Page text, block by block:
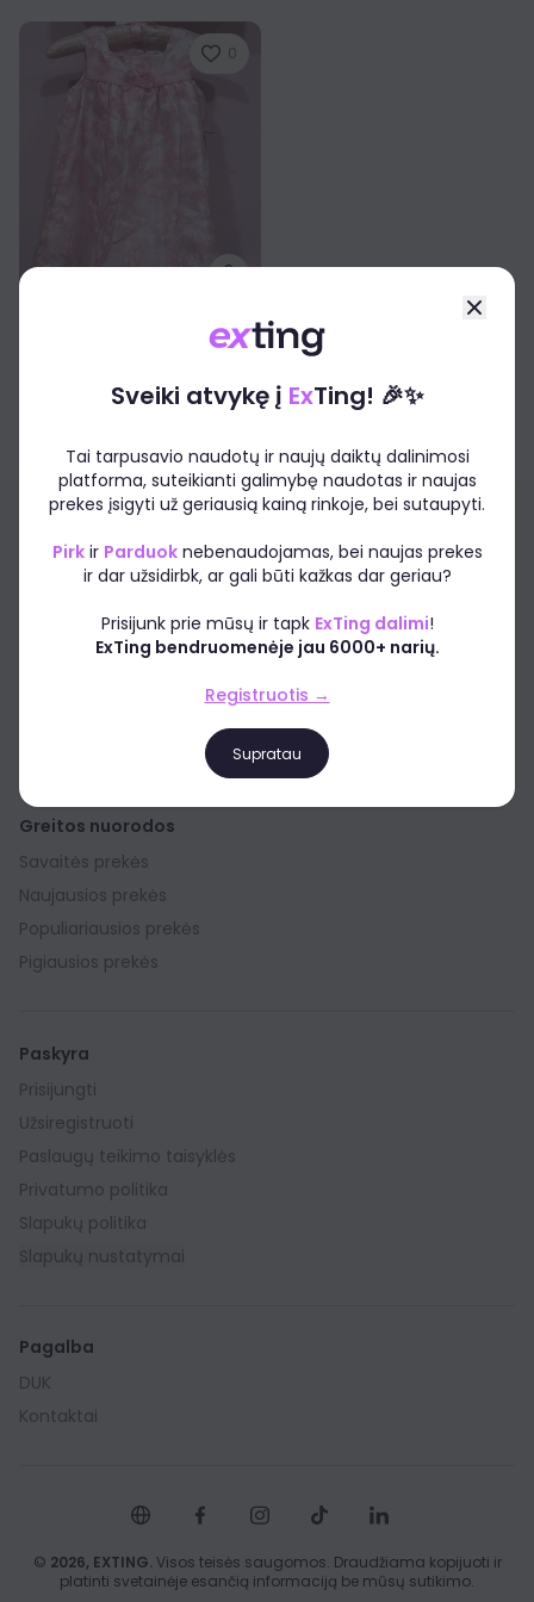
0
Kaip veikia EXTING?
Patarimai apsipirkinėtojams
Padėkite mums tobulėti
Greitos nuorodos
Savaitės prekės
Naujausios prekės
Populiariausios prekės
Pigiausios prekės
Paskyra
Prisijungti
Užsiregistruoti
Paslaugų teikimo taisyklės
Privatumo politika
Slapukų politika
Slapukų nustatymai
Pagalba
DUK
Kontaktai
© 2026, EXTING. Visos teisės saugomos. Draudžiama kopijuoti ir
platinti svetainėje esančią informaciją be mūsų sutikimo.
Sveiki atvykę į ExTing! 🎉✨
Tai tarpusavio naudotų ir naujų daiktų dalinimosi
platforma, suteikianti galimybę naudotas ir naujas
prekes įsigyti už geriausią kainą rinkoje, bei sutaupyti.
Pirkir Parduoknebenaudojamas, bei naujas prekes
ir dar užsidirbk, ar gali būti kažkas dar geriau?
Prisijunk prie mūsų ir tapk ExTing dalimi!
ExTing bendruomenėje jau 6000+ narių.
Registruotis →
Supratau